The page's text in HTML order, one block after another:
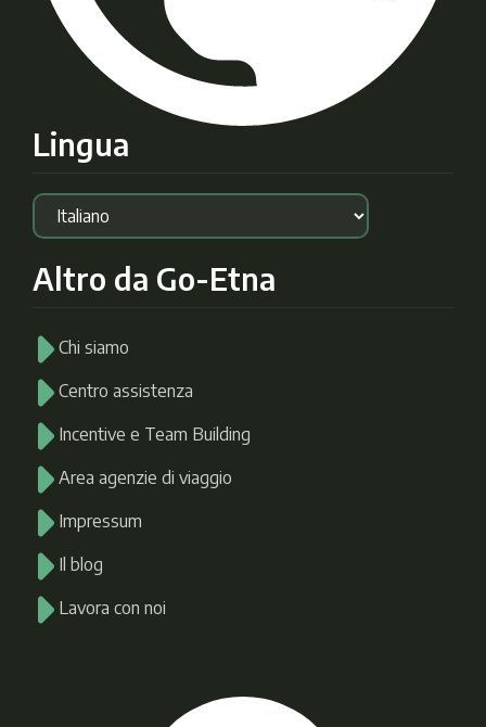
Lingua
Altro da Go-Etna
Chi siamo
Centro assistenza
Incentive e Team Building
Area agenzie di viaggio
Impressum
Il blog
Lavora con noi